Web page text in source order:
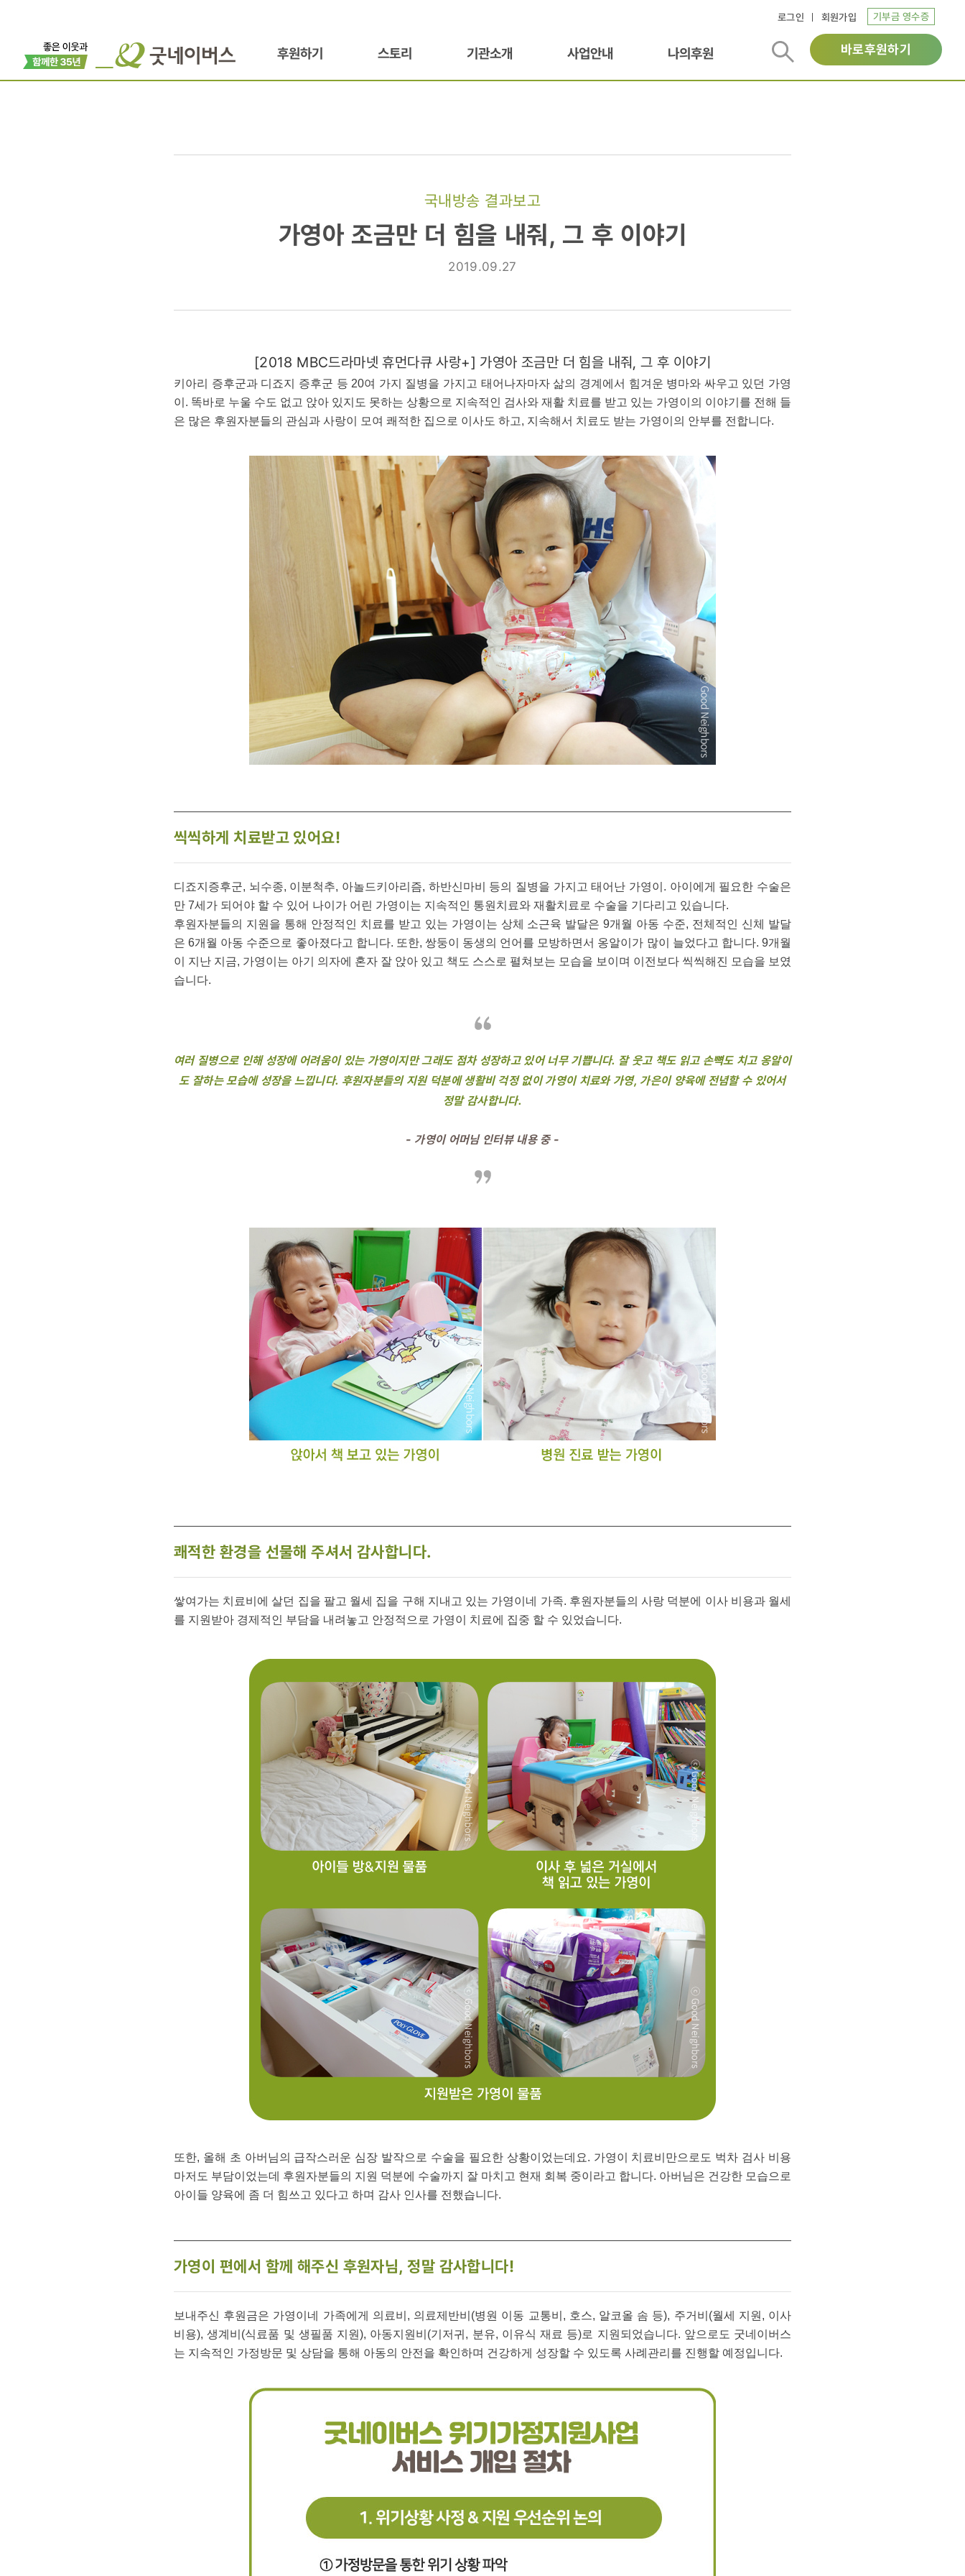
로그인 회원가입 기부금 영수증
후원하기 스토리 기관소개 사업안내 나의후원 바로후원하기
국내방송 결과보고
가영아 조금만 더 힘을 내줘, 그 후 이야기
2019.09.27
[2018 MBC드라마넷 휴먼다큐 사랑+] 가영아 조금만 더 힘을 내줘, 그 후 이야기
키아리 증후군과 디죠지 증후군 등 20여 가지 질병을 가지고 태어나자마자 삶의 경계에서 힘겨운 병마와 싸우고 있던 가영
이. 똑바로 누울 수도 없고 앉아 있지도 못하는 상황으로 지속적인 검사와 재활 치료를 받고 있는 가영이의 이야기를 전해 들
은 많은 후원자분들의 관심과 사랑이 모여 쾌적한 집으로 이사도 하고, 지속해서 치료도 받는 가영이의 안부를 전합니다.
씩씩하게 치료받고 있어요!
디죠지증후군, 뇌수종, 이분척추, 아놀드키아리즘, 하반신마비 등의 질병을 가지고 태어난 가영이. 아이에게 필요한 수술은
만 7세가 되어야 할 수 있어 나이가 어린 가영이는 지속적인 통원치료와 재활치료로 수술을 기다리고 있습니다.
후원자분들의 지원을 통해 안정적인 치료를 받고 있는 가영이는 상체 소근육 발달은 9개월 아동 수준, 전체적인 신체 발달
은 6개월 아동 수준으로 좋아졌다고 합니다. 또한, 쌍둥이 동생의 언어를 모방하면서 옹알이가 많이 늘었다고 합니다. 9개월
이 지난 지금, 가영이는 아기 의자에 혼자 잘 앉아 있고 책도 스스로 펼쳐보는 모습을 보이며 이전보다 씩씩해진 모습을 보였
습니다.
여러 질병으로 인해 성장에 어려움이 있는 가영이지만 그래도 점차 성장하고 있어 너무 기쁩니다. 잘 웃고 책도 읽고 손뼉도 치고 옹알이
도 잘하는 모습에 성장을 느낍니다. 후원자분들의 지원 덕분에 생활비 걱정 없이 가영이 치료와 가영, 가은이 양육에 전념할 수 있어서
정말 감사합니다.
- 가영이 어머님 인터뷰 내용 중 -
쾌적한 환경을 선물해 주셔서 감사합니다.
쌓여가는 치료비에 살던 집을 팔고 월세 집을 구해 지내고 있는 가영이네 가족. 후원자분들의 사랑 덕분에 이사 비용과 월세
를 지원받아 경제적인 부담을 내려놓고 안정적으로 가영이 치료에 집중 할 수 있었습니다.
또한, 올해 초 아버님의 급작스러운 심장 발작으로 수술을 필요한 상황이었는데요. 가영이 치료비만으로도 벅차 검사 비용
마저도 부담이었는데 후원자분들의 지원 덕분에 수술까지 잘 마치고 현재 회복 중이라고 합니다. 아버님은 건강한 모습으로
아이들 양육에 좀 더 힘쓰고 있다고 하며 감사 인사를 전했습니다.
가영이 편에서 함께 해주신 후원자님, 정말 감사합니다!
보내주신 후원금은 가영이네 가족에게 의료비, 의료제반비(병원 이동 교통비, 호스, 알코올 솜 등), 주거비(월세 지원, 이사
비용), 생계비(식료품 및 생필품 지원), 아동지원비(기저귀, 분유, 이유식 재료 등)로 지원되었습니다. 앞으로도 굿네이버스
는 지속적인 가정방문 및 상담을 통해 아동의 안전을 확인하며 건강하게 성장할 수 있도록 사례관리를 진행할 예정입니다.